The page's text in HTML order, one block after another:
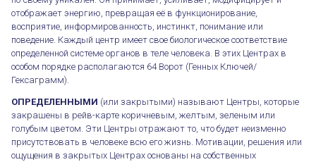
отображает энергию, превращая её в функционирование,
восприятие, информированность, инстинкт, понимание или
поведение. Каждый центр имеет свое биологическое соответствие
определенной системе органов в теле человека. В этих Центрах в
особом порядке располагаются 64 Ворот (Генных Ключей/
Гексаграмм).
ОПРЕДЕЛЕННЫМИ (или закрытыми) называют Центры, которые
закрашены в рейв-карте коричневым, желтым, зеленым или
голубым цветом. Эти Центры отражают то, что будет неизменно
присутствовать в человеке всю его жизнь. Мотивации, решения или
ощущения в закрытых Центрах основаны на собственных